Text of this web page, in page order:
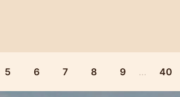
5 6 7 8 9 … 40